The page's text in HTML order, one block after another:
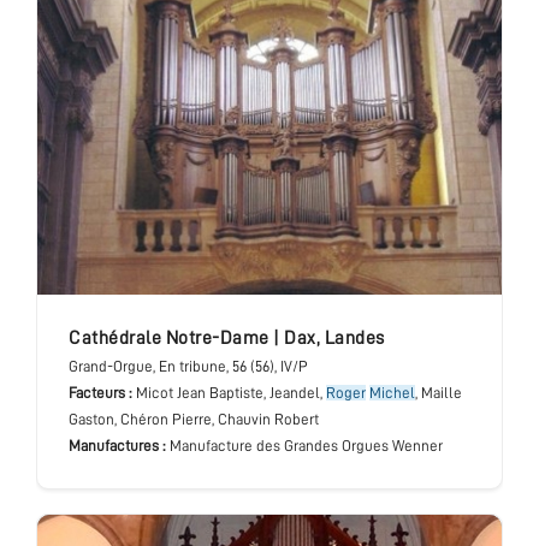
cathédrale Notre-Dame Dax, Landes
Grand-Orgue, En tribune, 56 (56), IV/P
Facteurs : Micot Jean Baptiste, Jeandel, Roger Michel , Maille
Gaston, Chéron Pierre, Chauvin Robert
Manufactures : Manufacture des Grandes Orgues Wenner